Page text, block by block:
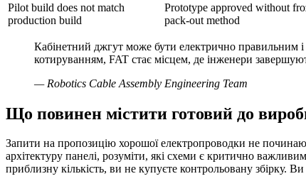
Pilot build does not match
production build
Prototype approved without
pack-out method
Кабінетний джгут може бути електрично правильним
котируванням, FAT стає місцем, де інженери
— Robotics Cable Assembly Engineering Team
Що повинен містити готовий до
Запити на пропозицію хорошої електропроводки не
архітектуру панелі, розуміти, які схеми є критично
приблизну кількість, ви не купуєте контрольовану збірку.